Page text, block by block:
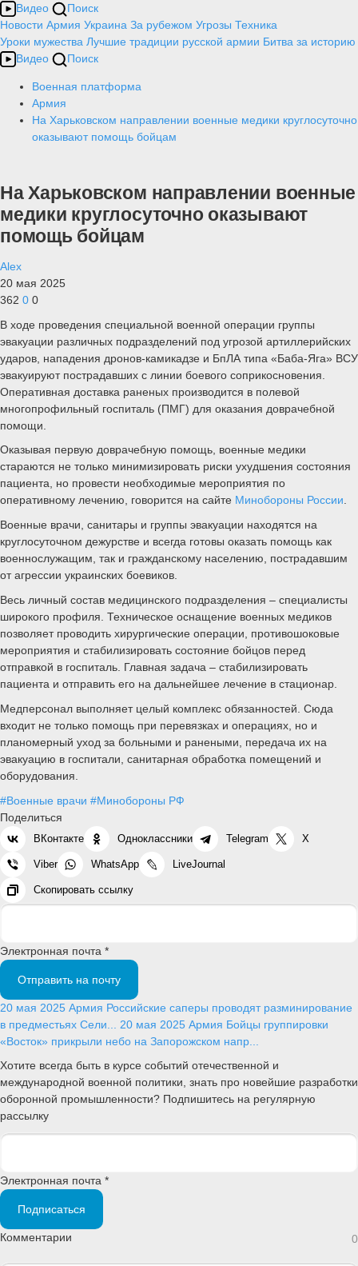
Видео
Поиск
Новости Армия Украина За рубежом Угрозы Техника
Уроки мужества Лучшие традиции русской армии Битва за историю
Видео
Поиск
Военная платформа
Армия
На Харьковском направлении военные медики круглосуточно
оказывают помощь бойцам
На Харьковском направлении военные
медики круглосуточно оказывают
помощь бойцам
Alex
20 мая 2025
362 0 0
В ходе проведения специальной военной операции группы
эвакуации различных подразделений под угрозой артиллерийских
ударов, нападения дронов-камикадзе и БпЛА типа «Баба-Яга» ВСУ
эвакуируют пострадавших с линии боевого соприкосновения.
Оперативная доставка раненых производится в полевой
многопрофильный госпиталь (ПМГ) для оказания доврачебной
помощи.
Оказывая первую доврачебную помощь, военные медики
стараются не только минимизировать риски ухудшения состояния
пациента, но провести необходимые мероприятия по
оперативному лечению, говорится на сайте Минобороны России.
Военные врачи, санитары и группы эвакуации находятся на
круглосуточном дежурстве и всегда готовы оказать помощь как
военнослужащим, так и гражданскому населению, пострадавшим
от агрессии украинских боевиков.
Весь личный состав медицинского подразделения – специалисты
широкого профиля. Техническое оснащение военных медиков
позволяет проводить хирургические операции, противошоковые
мероприятия и стабилизировать состояние бойцов перед
отправкой в госпиталь. Главная задача – стабилизировать
пациента и отправить его на дальнейшее лечение в стационар.
Медперсонал выполняет целый комплекс обязанностей. Сюда
входит не только помощь при перевязках и операциях, но и
планомерный уход за больными и ранеными, передача их на
эвакуацию в госпитали, санитарная обработка помещений и
оборудования.
#Военные врачи #Минобороны РФ
Поделиться
ВКонтакте Одноклассники Telegram X
Viber WhatsApp LiveJournal
Скопировать ссылку
Электронная почта *
Отправить на почту
20 мая 2025 Армия Российские саперы проводят разминирование
в предместьях Сели... 20 мая 2025 Армия Бойцы группировки
«Восток» прикрыли небо на Запорожском напр...
Хотите всегда быть в курсе событий отечественной и
международной военной политики, знать про новейшие разработки
оборонной промышленности? Подпишитесь на регулярную
рассылку
Электронная почта *
Подписаться
Комментарии 0